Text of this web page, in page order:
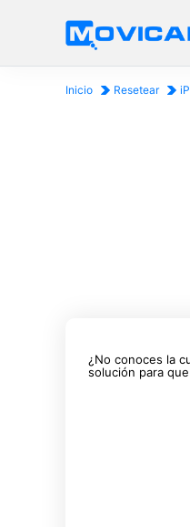
Inicio Resetear
¿No conoces la
solución para